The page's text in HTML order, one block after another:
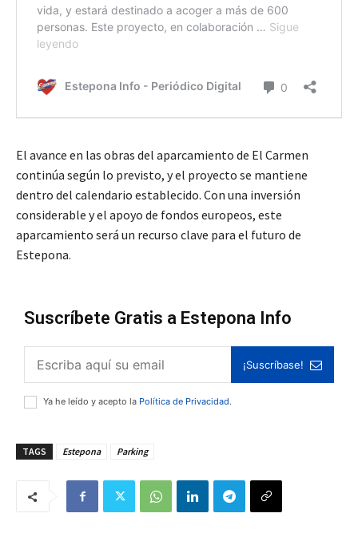
El avance en las obras del aparcamiento de El Carmen
continúa según lo previsto, y el proyecto se mantiene
dentro del calendario establecido. Con una inversión
considerable y el apoyo de fondos europeos, este
aparcamiento será un recurso clave para el futuro de
Estepona.
Suscríbete Gratis a Estepona Info
¡Suscríbase!
Ya he leído y acepto la Política de Privacidad.
TAGS Estepona Parking